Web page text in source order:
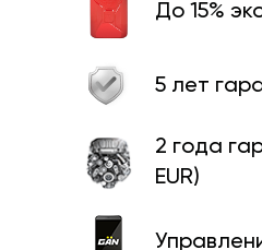
До 15%
5 лет
2 года
EUR)